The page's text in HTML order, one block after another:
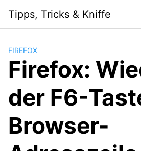
content
Tipps, Tricks & Kniffe
FIREFOX
Firefox:
der F6-
Browser-